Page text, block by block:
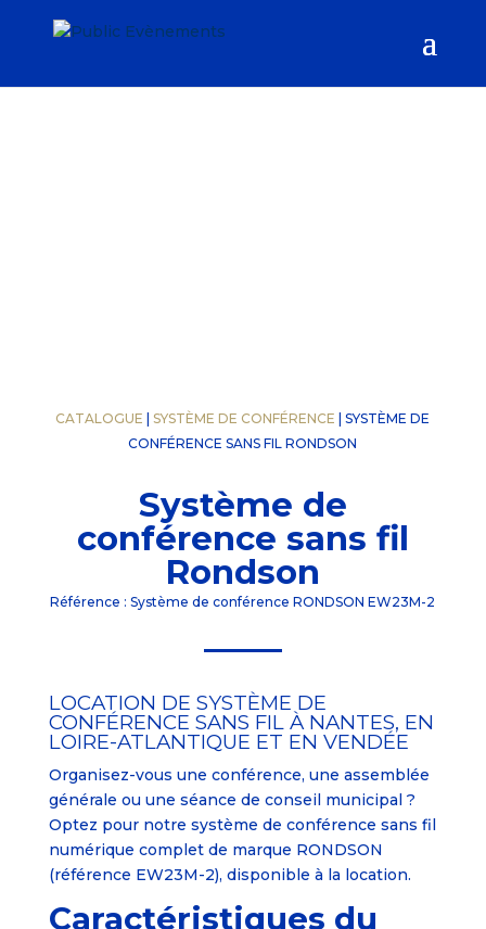
CATALOGUE |SYSTÈME DE CONFÉRENCE | SYSTÈME DE
CONFÉRENCE SANS FIL RONDSON
Système de
conférence sans fil
Rondson
Référence : Système de conférence RONDSON EW23M-2
LOCATION DE SYSTÈME DE
CONFÉRENCE SANS FIL À NANTES, EN
LOIRE-ATLANTIQUE ET EN VENDÉE
Organisez-vous une conférence, une assemblée
générale ou une séance de conseil municipal ?
Optez pour notre système de conférence sans fil
numérique complet de marque RONDSON
(référence EW23M-2), disponible à la location.
Caractéristiques du